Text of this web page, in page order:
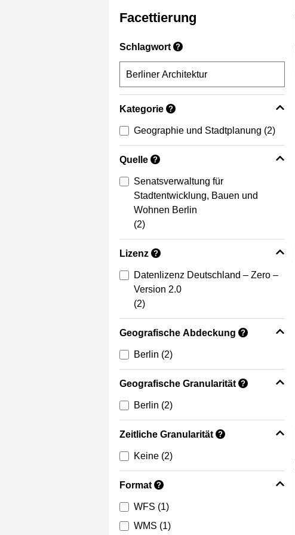
Facettierung
Schlagwort ?
Kategorie ?
Geographie und Stadtplanung (2)
Quelle ?
Senatsverwaltung für
Stadtentwicklung, Bauen und
Wohnen Berlin
(2)
Lizenz ?
Datenlizenz Deutschland – Zero –
Version 2.0
(2)
Geografische Abdeckung ?
Berlin (2)
Geografische Granularität ?
Berlin (2)
Zeitliche Granularität ?
Keine (2)
Format ?
WFS (1)
WMS (1)